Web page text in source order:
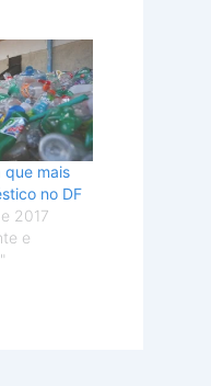
que mais
no DF
2017
e